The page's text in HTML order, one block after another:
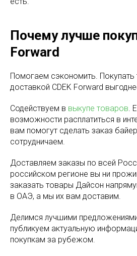
Почему лучше
Forward
Помогаем сэкономить.
доставкой CDEK Forward
Содействуем в выкупе товаров .
возможности расплатиться в
вам помогут сделать заказ
сотрудничаем.
Доставляем заказы по всей
российском регионе вы ни
заказать товары Дайсон
в ОАЭ, а мы их вам доставим.
Делимся лучшими
публикуем актуальную
покупкам за рубежом.